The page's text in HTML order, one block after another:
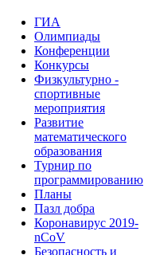
ГИА
Олимпиады
Конференции
Конкурсы
Физкультурно -
спортивные
мероприятия
Развитие
математического
образования
Турнир по
программированию
Планы
Пазл добра
Коронавирус 2019-
nCoV
Безопасность и